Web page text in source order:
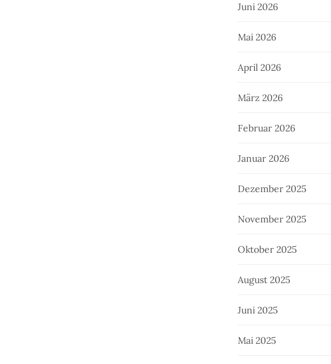
Juni 2026
Mai 2026
April 2026
März 2026
Februar 2026
Januar 2026
Dezember 2025
November 2025
Oktober 2025
August 2025
Juni 2025
Mai 2025